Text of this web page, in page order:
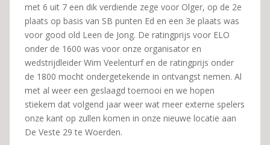
met 6 uit 7 een dik verdiende zege voor Olger, op de 2e
plaats op basis van SB punten Ed en een 3e plaats was
voor good old Leen de Jong. De ratingprijs voor ELO
onder de 1600 was voor onze organisator en
wedstrijdleider Wim Veelenturf en de ratingprijs onder
de 1800 mocht ondergetekende in ontvangst nemen. Al
met al weer een geslaagd toernooi en we hopen
stiekem dat volgend jaar weer wat meer externe spelers
onze kant op zullen komen in onze nieuwe locatie aan
De Veste 29 te Woerden.